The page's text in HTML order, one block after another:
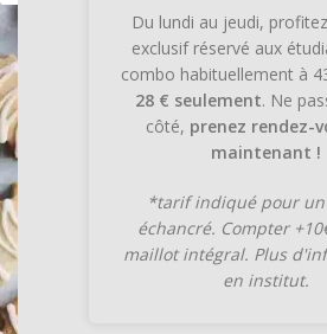
Du lundi au jeudi,
exclusif réservé aux
combo habituellement à
28 € seulement. Ne
côté, prenez rendez-
maintenant !
*tarif indiqué pour
échancré. Compter
maillot intégral. Plus
en institut.